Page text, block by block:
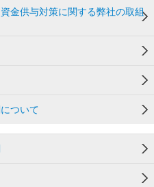
金供与対策に関する弊社の取組
ついて